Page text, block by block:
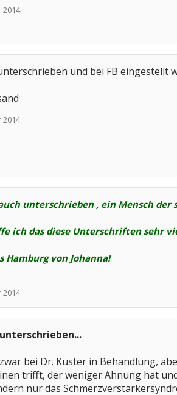
2014
und bei FB eingestellt
2014
unterschrieben , ein Mensch
ich das diese Unterschriften sehr
Hamburg von Johanna!
2014
bei Dr. Küster in Behandlung,
trifft, der weniger Ahnung hat
nur das